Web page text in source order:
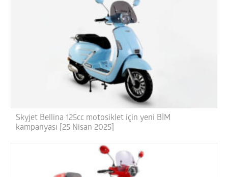
Skyjet Bellina 125cc motosiklet için yeni BİM
kampanyası [25 Nisan 2025]